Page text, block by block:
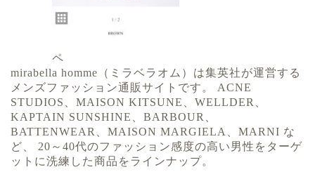
ペ
mirabella homme（ミラベラオム）は集英社が運営する
メンズファッション通販サイトです。 ACNE
STUDIOS、MAISON KITSUNE、WELLDER、
KAPTAIN SUNSHINE、BARBOUR、
BATTENWEAR、MAISON MARGIELA、MARNI な
ど、 20～40代のファッション感度の高い男性をターゲ
ットに洗練した商品をラインナップ。